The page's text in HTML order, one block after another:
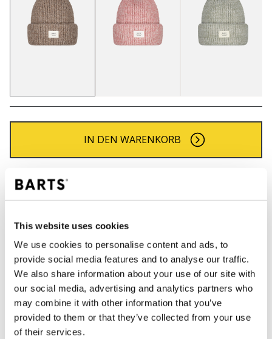
This website uses cookies
We use cookies to personalise content and ads, to
provide social media features and to analyse our traffic.
We also share information about your use of our site with
our social media, advertising and analytics partners who
may combine it with other information that you’ve
provided to them or that they’ve collected from your use
of their services.
IN DEN WARENKORB
Bestellungen, die vor 12 Uhr MEZ (Montag bis
Kostenlose Lieferung für Bestellungen über 50€
30 Tage Rückgaberecht
BESCHREIBUNG
Weiche Damenmütze